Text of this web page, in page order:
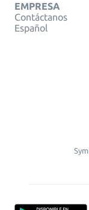
EMPRESA
Contáctanos
Español